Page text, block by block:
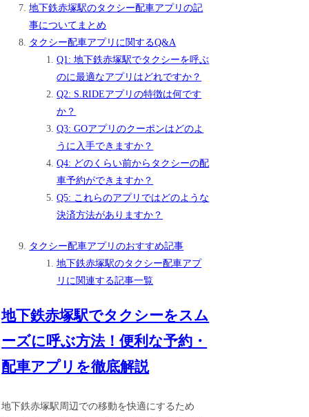
地下鉄赤塚駅のタクシー配車アプリの記
事についてまとめ
タクシー配車アプリに関するQ&A
Q1: 地下鉄赤塚駅でタクシーを呼ぶ
のに最適なアプリはどれですか？
Q2: S.RIDEアプリの特徴は何です
か？
Q3: GOアプリのクーポンはどのよ
うに入手できますか？
Q4: どのくらい前からタクシーの配
車予約ができますか？
Q5: これらのアプリではどのような
決済方法がありますか？
タクシー配車アプリのおすすめ記事
地下鉄赤塚駅のタクシー配車アプ
リに関連する記事一覧
地下鉄赤塚駅でタクシーをスム
ーズに呼ぶ方法！便利な予約・
配車アプリを徹底解説
地下鉄赤塚駅周辺での移動を快適にするため